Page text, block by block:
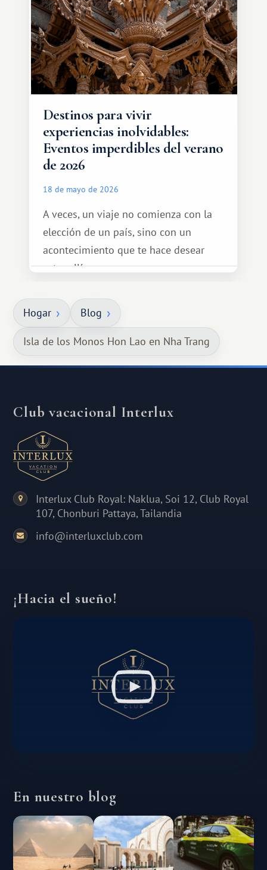
experiencia de viaje completamente
diferente.
Destinos para vivir
experiencias inolvidables:
Eventos imperdibles del verano
de 2026
18 de mayo de 2026
A veces, un viaje no comienza con la
elección de un país, sino con un
acontecimiento que te hace desear
estar allí...
Hogar Blog
Isla de los Monos Hon Lao en Nha Trang
Club vacacional Interlux
Interlux Club Royal: Naklua, Soi 12, Club Royal
107, Chonburi Pattaya, Tailandia
info@interluxclub.com
¡Hacia el sueño!
En nuestro blog